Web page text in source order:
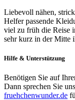
Liebevoll nähen,
Helfer passende
viel zu früh die Reise
sehr kurz in der Mitte
Hilfe & Unterstützung
Benötigen Sie auf
Dann sprechen Sie
fruehchenwunder.de